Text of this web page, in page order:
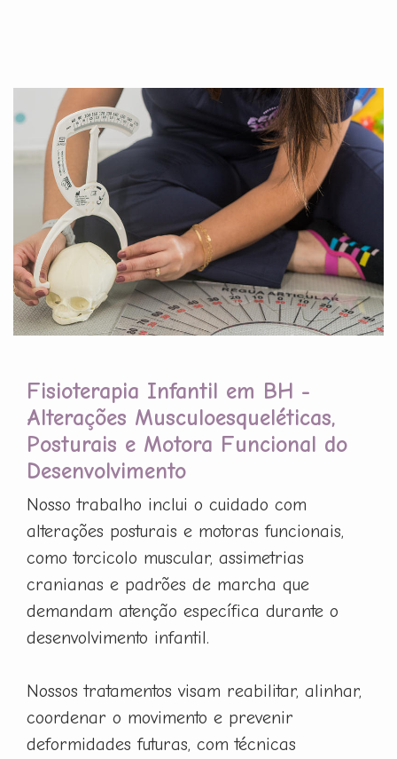
Fisioterapia Infantil em BH -
Alterações Musculoesqueléticas,
Posturais e Motora Funcional do
Desenvolvimento
Nosso trabalho inclui o cuidado com
alterações posturais e motoras funcionais,
como torcicolo muscular, assimetrias
cranianas e padrões de marcha que
demandam atenção específica durante o
desenvolvimento infantil.
Nossos tratamentos visam reabilitar, alinhar,
coordenar o movimento e prevenir
deformidades futuras, com técnicas